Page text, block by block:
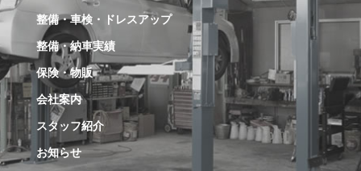
整備・車検・ドレスアップ
整備・納車実績
保険・物販
会社案内
スタッフ紹介
お知らせ